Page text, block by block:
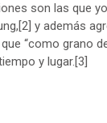
son las que
[2] y además
“como grano
y lugar.[3]